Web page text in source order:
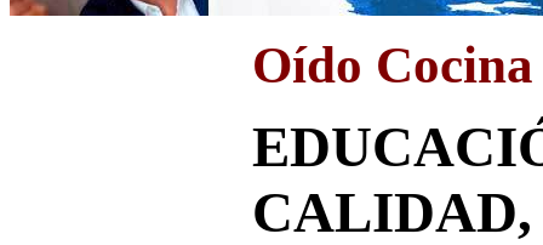
Oído Cocina